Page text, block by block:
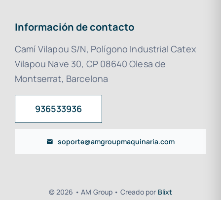
Información de contacto
Camí Vilapou S/N, Polígono Industrial Catex
Vilapou Nave 30, CP 08640 Olesa de
Montserrat, Barcelona
936533936
soporte@amgroupmaquinaria.com
© 2026 • AM Group • Creado por Blixt